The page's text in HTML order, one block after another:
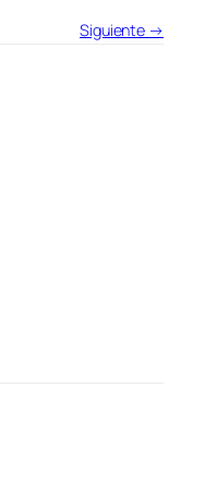
Siguiente →